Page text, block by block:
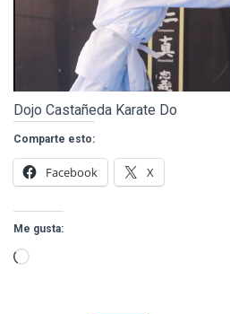
Dojo Castañeda Karate Do
Comparte esto:
Facebook X
Me gusta:
Cargando…